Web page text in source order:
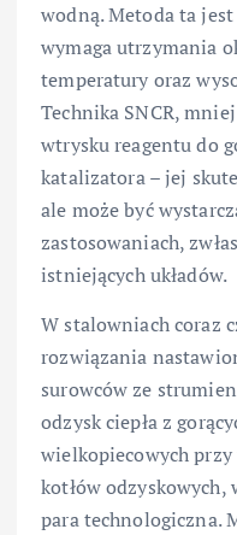
wodną. Metoda ta
wymaga utrzymania
temperatury oraz
Technika SNCR,
wtrysku reagentu do
katalizatora – jej
ale może być
zastosowaniach,
istniejących układów.
W stalowniach coraz
rozwiązania
surowców ze
odzysk ciepła z
wielkopiecowych
kotłów
para technologiczna.